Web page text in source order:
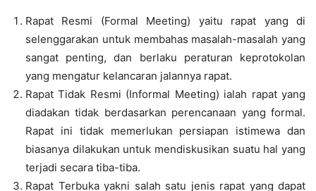
Rapat Resmi (Formal Meeting) yaitu rapat yang di
selenggarakan untuk membahas masalah-masalah yang
sangat penting, dan berlaku peraturan keprotokolan
yang mengatur kelancaran jalannya rapat.
Rapat Tidak Resmi (Informal Meeting) ialah rapat yang
diadakan tidak berdasarkan perencanaan yang formal.
Rapat ini tidak memerlukan persiapan istimewa dan
biasanya dilakukan untuk mendiskusikan suatu hal yang
terjadi secara tiba-tiba.
Rapat Terbuka yakni salah satu jenis rapat yang dapat